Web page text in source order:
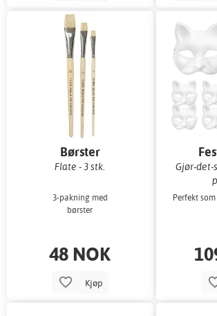
Børster
Flate - 3 stk.
3-pakning med
børster
48 NOK
Kjøp
Gjør-det-
Perfekt